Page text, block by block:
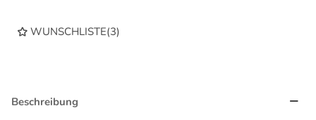
WUNSCHLISTE(3)
Beschreibung